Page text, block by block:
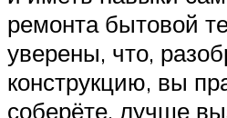
ремонта бытовой
уверены, что,
конструкцию, вы
соберёте, лучше